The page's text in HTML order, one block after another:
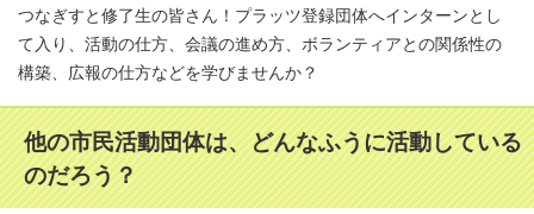
つなぎすと修了生の皆さん！プラッツ登録団体へインターンとし
て入り、活動の仕方、会議の進め方、ボランティアとの関係性の
構築、広報の仕方などを学びませんか？
他の市民活動団体は、どんなふうに活動している
のだろう？